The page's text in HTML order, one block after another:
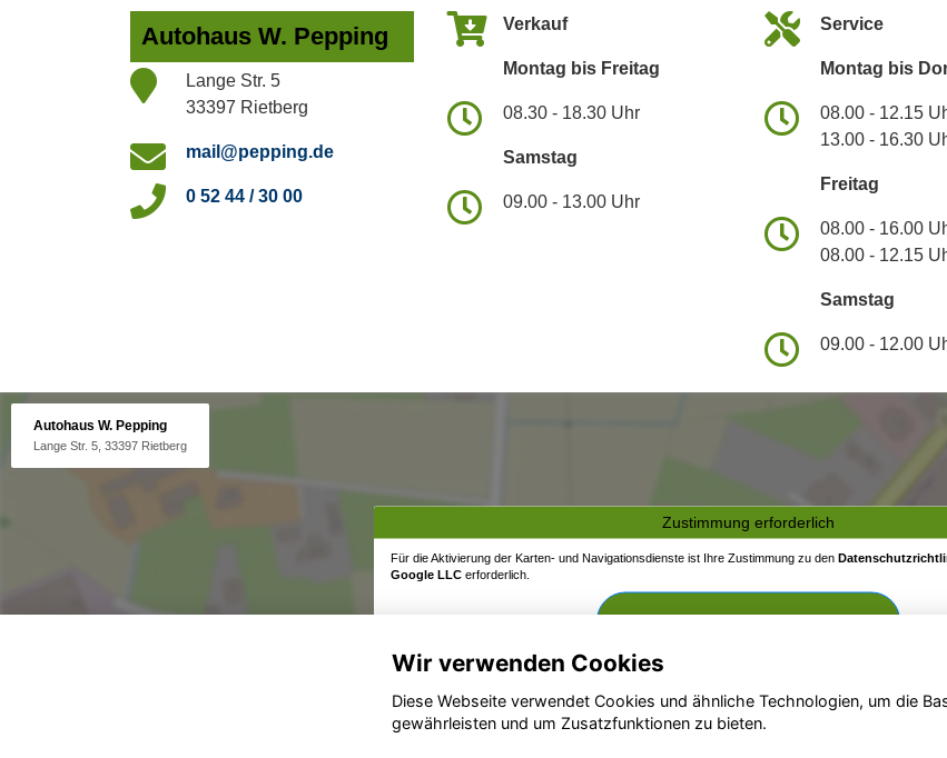
Autohaus W. Pepping
Lange Str. 5
33397 Rietberg
mail@pepping.de
0 52 44 / 30 00
Verkauf
Montag bis Freitag
08.30 - 18.30 Uhr
Samstag
09.00 - 13.00 Uhr
Service
Montag bis
08.00 - 12.15
13.00 - 16.30
Freitag
08.00 - 16.00
08.00 - 12.15
Samstag
09.00 - 12.00
Autohaus W. Pepping
Lange Str. 5, 33397 Rietberg
Zustimmung erforderlich
Für die Aktivierung der Karten- und Navigationsdienste ist Ihre Zustimmung zu den
Google LLC erforderlich.
Zustimmen und aktivieren
Wir verwenden Cookies
Diese Webseite verwendet Cookies und ähnliche Technologien, um die
gewährleisten und um Zusatzfunktionen zu bieten.